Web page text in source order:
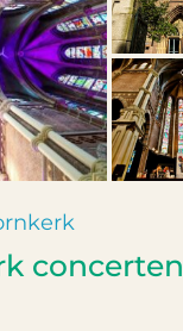
concerten